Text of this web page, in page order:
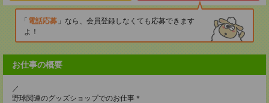
電話応募
なら、会員登録しなくても応募できます
よ！
お仕事の概要
／
野球関連のグッズショップでのお仕事＊